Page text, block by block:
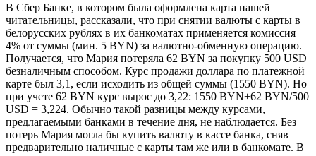
В Сбер Банке, в котором была оформлена карта нашей
читательницы, рассказали, что при снятии валюты с карты в
белорусских рублях в их банкоматах применяется комиссия
4% от суммы (мин. 5 BYN) за валютно-обменную операцию.
Получается, что Мария потеряла 62 BYN за покупку 500 USD
безналичным способом. Курс продажи доллара по платежной
карте был 3,1, если исходить из общей суммы (1550 BYN). Но
при учете 62 BYN курс вырос до 3,22: 1550 BYN+62 BYN/500
USD = 3,224. Обычно такой разницы между курсами,
предлагаемыми банками в течение дня, не наблюдается. Без
потерь Мария могла бы купить валюту в кассе банка, сняв
предварительно наличные с карты там же или в банкомате. В